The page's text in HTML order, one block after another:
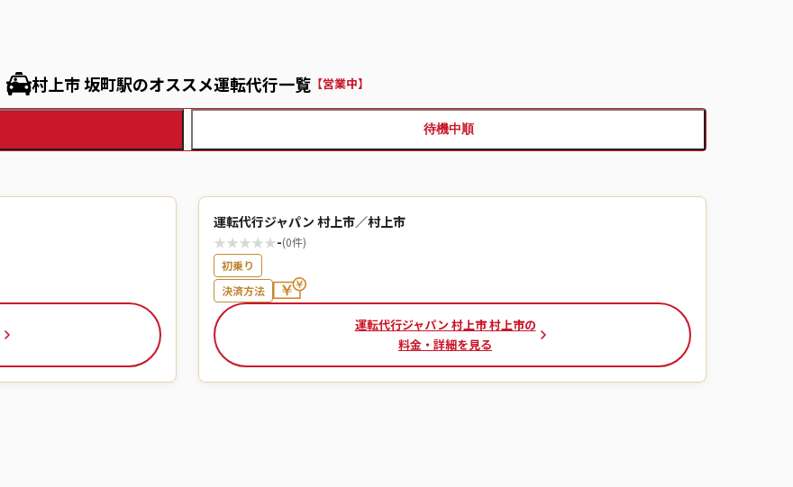
村上市 坂町駅のオススメ運転代行一覧【営業中】
待機中順
運転代行ジャパン 村上市／村上市
★★★★★-(0件)
初乗り
決済方法
運転代行ジャパン 村上市 村上市の
料金・詳細を見る